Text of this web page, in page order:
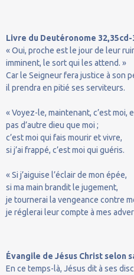
Livre du Deutéronome 32,35cd-
« Oui, proche est le jour de leur
imminent, le sort qui les attend. »
Car le Seigneur fera justice à son
il prendra en pitié ses serviteurs.
« Voyez-le, maintenant, c’est moi,
pas d’autre dieu que moi ;
c’est moi qui fais mourir et vivre,
si j’ai frappé, c’est moi qui guéris.
« Si j’aiguise l’éclair de mon épée,
si ma main brandit le jugement,
je tournerai la vengeance contre
je réglerai leur compte à mes
Évangile de Jésus Christ selon
En ce temps-là, Jésus dit à ses